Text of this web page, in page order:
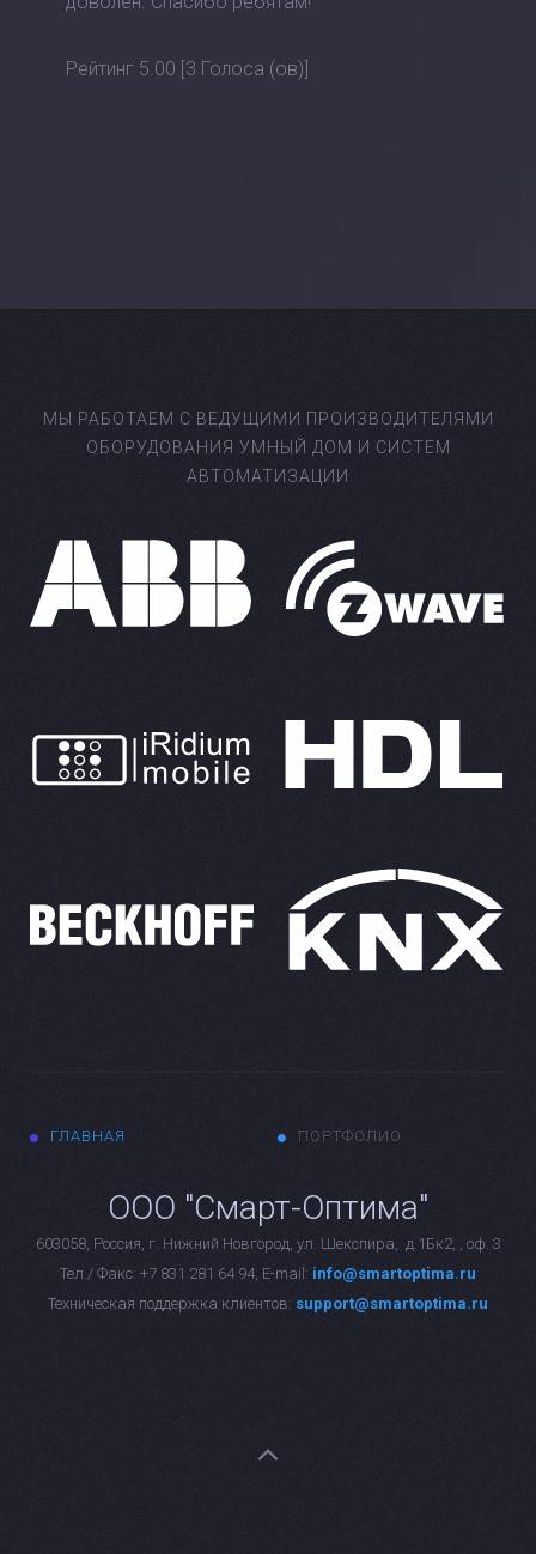
Рейтинг 5.00 [3 Голоса (ов)]
МЫ РАБОТАЕМ С ВЕДУЩИМИ ПРОИЗВОДИТЕЛЯМИ
ОБОРУДОВАНИЯ УМНЫЙ ДОМ И СИСТЕМ
АВТОМАТИЗАЦИИ
ГЛАВНАЯ ПОРТФОЛИО
ООО "Смарт-Оптима"
603058, Россия, г. Нижний Новгород, ул. Шекспира, д.1Бк2, , оф. 3
Тел./ Факс: +7 831 281 64 94, E-mail: info@smartoptima.ru
Техническая поддержка клиентов: support@smartoptima.ru